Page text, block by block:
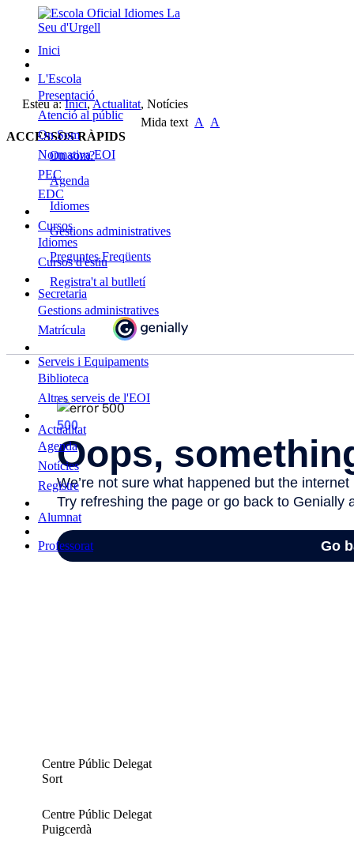
Inici
L'Escola
Presentació
Atenció al públic
On Som
Normativa EOI
PEC
EDC
Cursos
Idiomes
Cursos d'estiu
Secretaria
Gestions administratives
Matrícula
Serveis i Equipaments
Biblioteca
Altres serveis de l'EOI
Actualitat
Agenda
Notícies
Registre
Alumnat
Professorat
Esteu a:Inici,Actualitat, Notícies
Mida text A
A
ACCESSOS RÀPIDS
On som?
Agenda
Idiomes
Gestions administratives
Preguntes Freqüents
Registra't al butlletí
Centre Públic Delegat
Sort
Centre Públic Delegat
Puigcerdà